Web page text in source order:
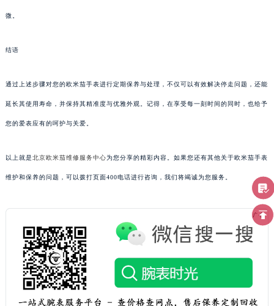
微。
结语
通过上述步骤对您的欧米茄手表进行定期保养与处理，不仅可以有效解决停走问题，还能
延长其使用寿命，并保持其精准度与优雅外观。记得，在享受每一刻时间的同时，也给予
您的爱表应有的呵护与关爱。
以上就是北京欧米茄维修服务中心为您分享的精彩内容。如果您还有其他关于欧米茄手表
维护和保养的问题，可以拨打页面400电话进行咨询，我们将竭诚为您服务。